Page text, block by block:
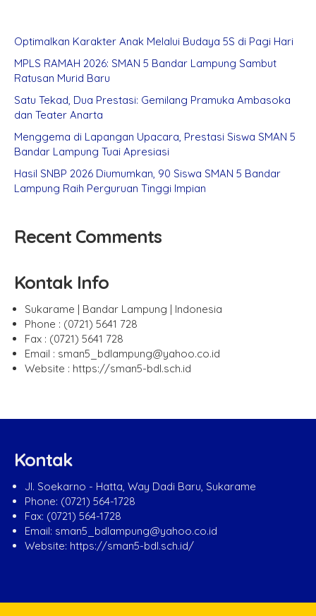
Optimalkan Karakter Anak Melalui Budaya 5S di Pagi Hari
MPLS RAMAH 2026: SMAN 5 Bandar Lampung Sambut
Ratusan Murid Baru
Satu Tekad, Dua Prestasi: Gemilang Pramuka Ambasoka
dan Teater Anarta
Menggema di Lapangan Upacara, Prestasi Siswa SMAN 5
Bandar Lampung Tuai Apresiasi
Hasil SNBP 2026 Diumumkan, 90 Siswa SMAN 5 Bandar
Lampung Raih Perguruan Tinggi Impian
Recent Comments
Kontak Info
Sukarame | Bandar Lampung | Indonesia
Phone : (0721) 5641 728
Fax : (0721) 5641 728
Email : sman5_bdlampung@yahoo.co.id
Website : https://sman5-bdl.sch.id
Kontak
Jl. Soekarno - Hatta, Way Dadi Baru, Sukarame
Phone: (0721) 564-1728
Fax: (0721) 564-1728
Email: sman5_bdlampung@yahoo.co.id
Website: https://sman5-bdl.sch.id/